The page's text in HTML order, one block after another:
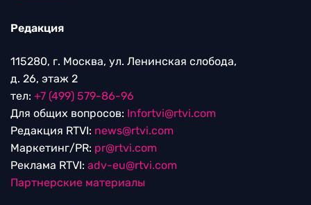
Редакция
115280, г. Москва, ул. Ленинская слобода,
д. 26, этаж 2
тел: +7 (499) 579-86-96
Для общих вопросов: Infortvi@rtvi.com
Редакция RTVI: news@rtvi.com
Маркетинг/PR: pr@rtvi.com
Реклама RTVI: adv-eu@rtvi.com
Партнерские материалы